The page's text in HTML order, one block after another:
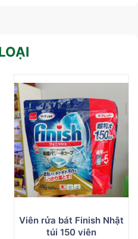
Viên rửa bát Finish Nhật
túi 150 viên